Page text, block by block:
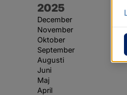
År:
2025
December
November
Oktober
September
Augusti
Juni
Maj
April